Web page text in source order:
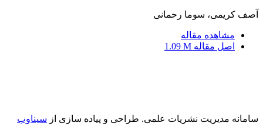
آصف کریمی، سوما رحمانی
مشاهده مقاله
اصل مقاله 1.09 M
سامانه مدیریت نشریات علمی. طراحی و پیاده سازی از سیناوب